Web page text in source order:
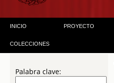
INICIO PROYECTO
COLECCIONES
Palabra clave: